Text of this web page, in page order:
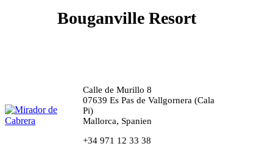
Bouganville Resort
Calle de Murillo 8
07639 Es Pas de Vallgornera (Cala
Pi)
Mallorca, Spanien
+34 971 12 33 38